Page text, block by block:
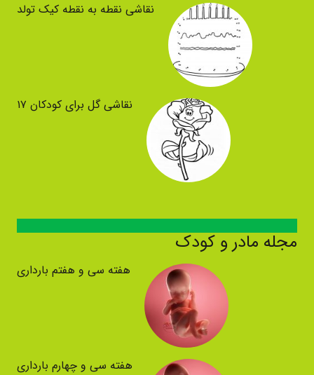
نقاشی نقطه به نقطه کیک تولد
نقاشی گل برای کودکان ۱۷
مجله مادر و کودک
هفته سی و هفتم بارداری
هفته سی و چهارم بارداری